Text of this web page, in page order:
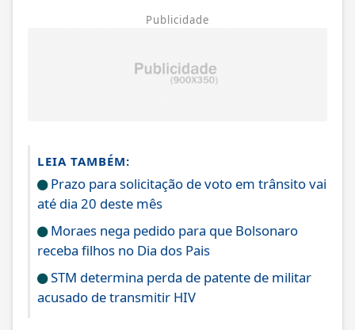
Publicidade
LEIA TAMBÉM:
Prazo para solicitação de voto em trânsito vai
até dia 20 deste mês
Moraes nega pedido para que Bolsonaro
receba filhos no Dia dos Pais
STM determina perda de patente de militar
acusado de transmitir HIV